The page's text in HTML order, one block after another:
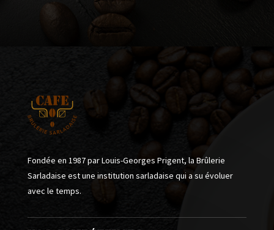
Fondée en 1987 par Louis-Georges Prigent, la Brûlerie
Sarladaise est une institution sarladaise qui a su évoluer
avec le temps.